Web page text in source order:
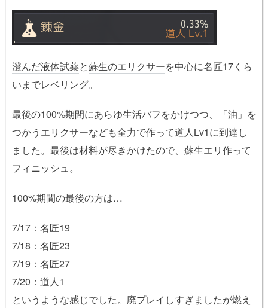
澄んだ液体試薬と蘇生のエリクサーを中心に名匠17くら
いまでレベリング。
最後の100%期間にあらゆ生活バフをかけつつ、「油」を
つかうエリクサーなども全力で作って道人Lv1に到達し
ました。最後は材料が尽きかけたので、蘇生エリ作って
フィニッシュ。
100%期間の最後の方は…
7/17：名匠19
7/18：名匠23
7/19：名匠27
7/20：道人1
というような感じでした。廃プレイしすぎましたが燃え